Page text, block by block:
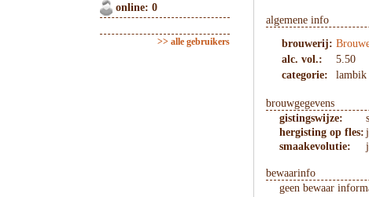
online: 0
>> alle gebruikers
algemene info
brouwerij:
alc. vol.:
5.50
categorie:
lambik
brouwgegevens
gistingswijze:
hergisting op fles:
smaakevolutie:
bewaarinfo
geen bewaar